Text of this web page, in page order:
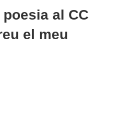
al CC
el meu